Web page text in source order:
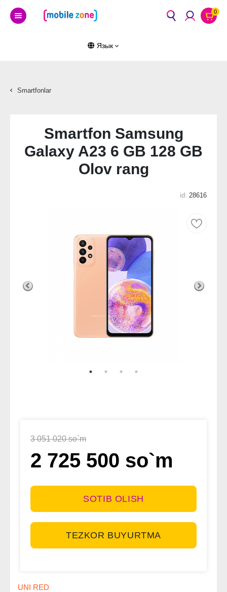
0
Язык
Smartfonlar
Smartfon Samsung
Galaxy A23 6 GB 128 GB
Olov rang
id: 28616
3 051 020 so`m
2 725 500 so`m
SOTIB OLISH
TEZKOR BUYURTMA
UNI RED